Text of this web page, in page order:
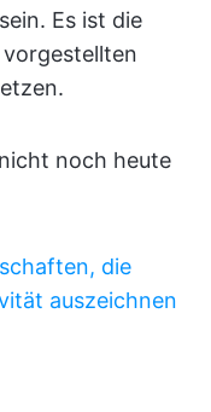
Es ist die
nicht noch heute
die
auszeichnen